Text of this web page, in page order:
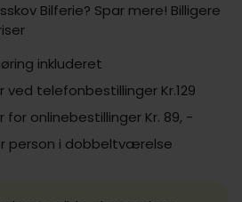
Bilferie? Spar mere! Billigere
inkluderet
ved telefonbestillinger Kr.129
for onlinebestillinger Kr. 89, -
person i dobbeltværelse